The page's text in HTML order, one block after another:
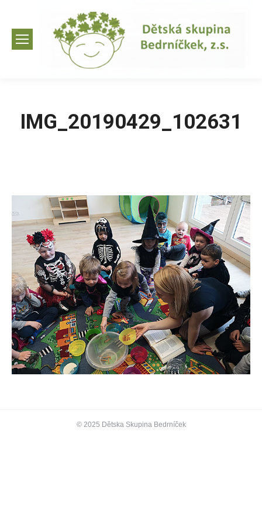
IMG_20190429_102631
© 2025 Dětska Skupina Bedrníček